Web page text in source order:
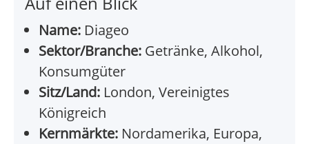
Name: Diageo
Sektor/Branche: Getränke, Alkohol,
Konsumgüter
Sitz/Land: London, Vereinigtes
Königreich
Kernmärkte: Nordamerika, Europa,